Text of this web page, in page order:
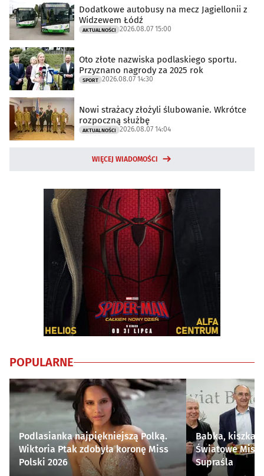
Dodatkowe autobusy na mecz Jagiellonii z
Widzewem Łódź
AKTUALNOŚCI 2026.08.07 15:00
Oto złote nazwiska podlaskiego sportu.
Przyznano nagrody za 2025 rok
SPORT 2026.08.07 14:30
Nowi strażacy złożyli ślubowanie. Wkrótce
rozpoczną służbę
AKTUALNOŚCI 2026.08.07 14:04
WIĘCEJ WIADOMOŚCI
POPULARNE
Podlasianka najpiękniejszą Polką.
Wiktoria Ptak zdobyła koronę Miss
Polski 2026
Babka, kiszka i
Światowe
Supraśla